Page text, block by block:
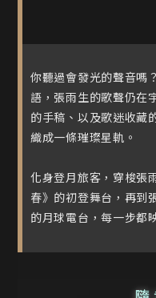
你聽過會發光的聲音嗎
語，張雨生的歌聲仍在
的手稿、以及歌迷收藏
織成一條璀璨星軌。
化身登月旅客，穿梭張
春》的初登舞台，再到
的月球電台，每一步都